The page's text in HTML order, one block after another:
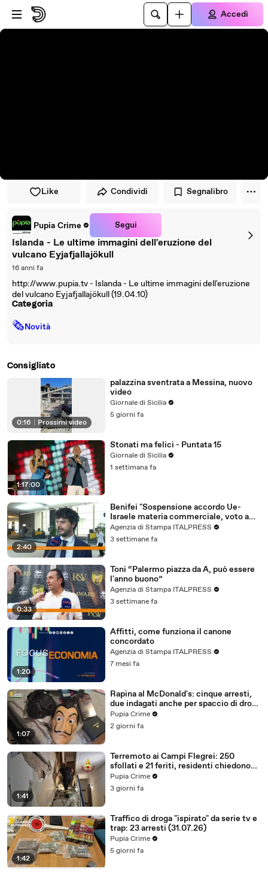
Vai al lettore
Passa al contenuto principale
Accedi
Like Condividi Segnalibro
Pupia Crime Segui
Islanda - Le ultime immagini dell'eruzione del
vulcano Eyjafjallajökull
16 anni fa
http://www.pupia.tv - Islanda - Le ultime immagini dell'eruzione
del vulcano Eyjafjallajökull (19.04.10)
Categoria
🗞Novità
Consigliato
0:16 Prossimi video
palazzina sventrata a Messina, nuovo
video
Giornale di Sicilia
5 giorni fa
1:17:00
Stonati ma felici - Puntata 15
Giornale di Sicilia
1 settimana fa
2:40
Benifei "Sospensione accordo Ue-
Israele materia commerciale, voto a
maggioranza"
Agenzia di Stampa ITALPRESS
3 settimane fa
0:33
Toni “Palermo piazza da A, può essere
l'anno buono”
Agenzia di Stampa ITALPRESS
3 settimane fa
1:20
Affitti, come funziona il canone
concordato
Agenzia di Stampa ITALPRESS
7 mesi fa
1:07
Rapina al McDonald's: cinque arresti,
due indagati anche per spaccio di droga
(03.08.26)
Pupia Crime
2 giorni fa
1:41
Terremoto ai Campi Flegrei: 250
sfollati e 21 feriti, residenti chiedono
certezze sul futuro (01.08.26)
Pupia Crime
3 giorni fa
1:42
Traffico di droga "ispirato" da serie tv e
trap: 23 arresti (31.07.26)
Pupia Crime
5 giorni fa